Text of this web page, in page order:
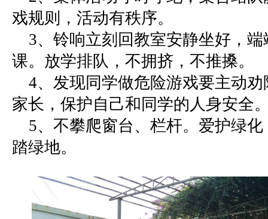
戏规则，活动有秩序。
3、铃响立刻回教室安静坐好，
课。放学排队，不拥挤，不推搡。
4、发现同学做危险游戏要主动
家长，保护自己和同学的人身安
5、不攀爬窗台、栏杆。爱护绿
踏绿地。